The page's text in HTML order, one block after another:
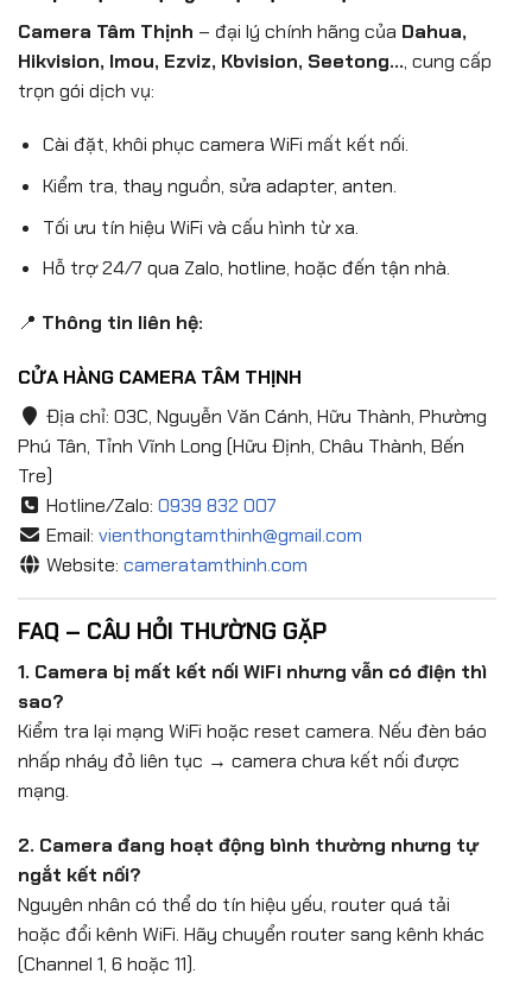
Camera Tâm Thịnh – đại lý chính hãng của Dahua,
Hikvision, Imou, Ezviz, Kbvision, Seetong…, cung cấp
trọn gói dịch vụ:
Cài đặt, khôi phục camera WiFi mất kết nối.
Kiểm tra, thay nguồn, sửa adapter, anten.
Tối ưu tín hiệu WiFi và cấu hình từ xa.
Hỗ trợ 24/7 qua Zalo, hotline, hoặc đến tận nhà.
📍 Thông tin liên hệ:
CỬA HÀNG CAMERA TÂM THỊNH
Địa chỉ: 03C, Nguyễn Văn Cánh, Hữu Thành, Phường
Phú Tân, Tỉnh Vĩnh Long (Hữu Định, Châu Thành, Bến
Tre)
Hotline/Zalo: 0939 832 007
Email: vienthongtamthinh@gmail.com
Website: cameratamthinh.com
FAQ – CÂU HỎI THƯỜNG GẶP
1. Camera bị mất kết nối WiFi nhưng vẫn có điện thì
sao?
Kiểm tra lại mạng WiFi hoặc reset camera. Nếu đèn báo
nhấp nháy đỏ liên tục → camera chưa kết nối được
mạng.
2. Camera đang hoạt động bình thường nhưng tự
ngắt kết nối?
Nguyên nhân có thể do tín hiệu yếu, router quá tải
hoặc đổi kênh WiFi. Hãy chuyển router sang kênh khác
(Channel 1, 6 hoặc 11).